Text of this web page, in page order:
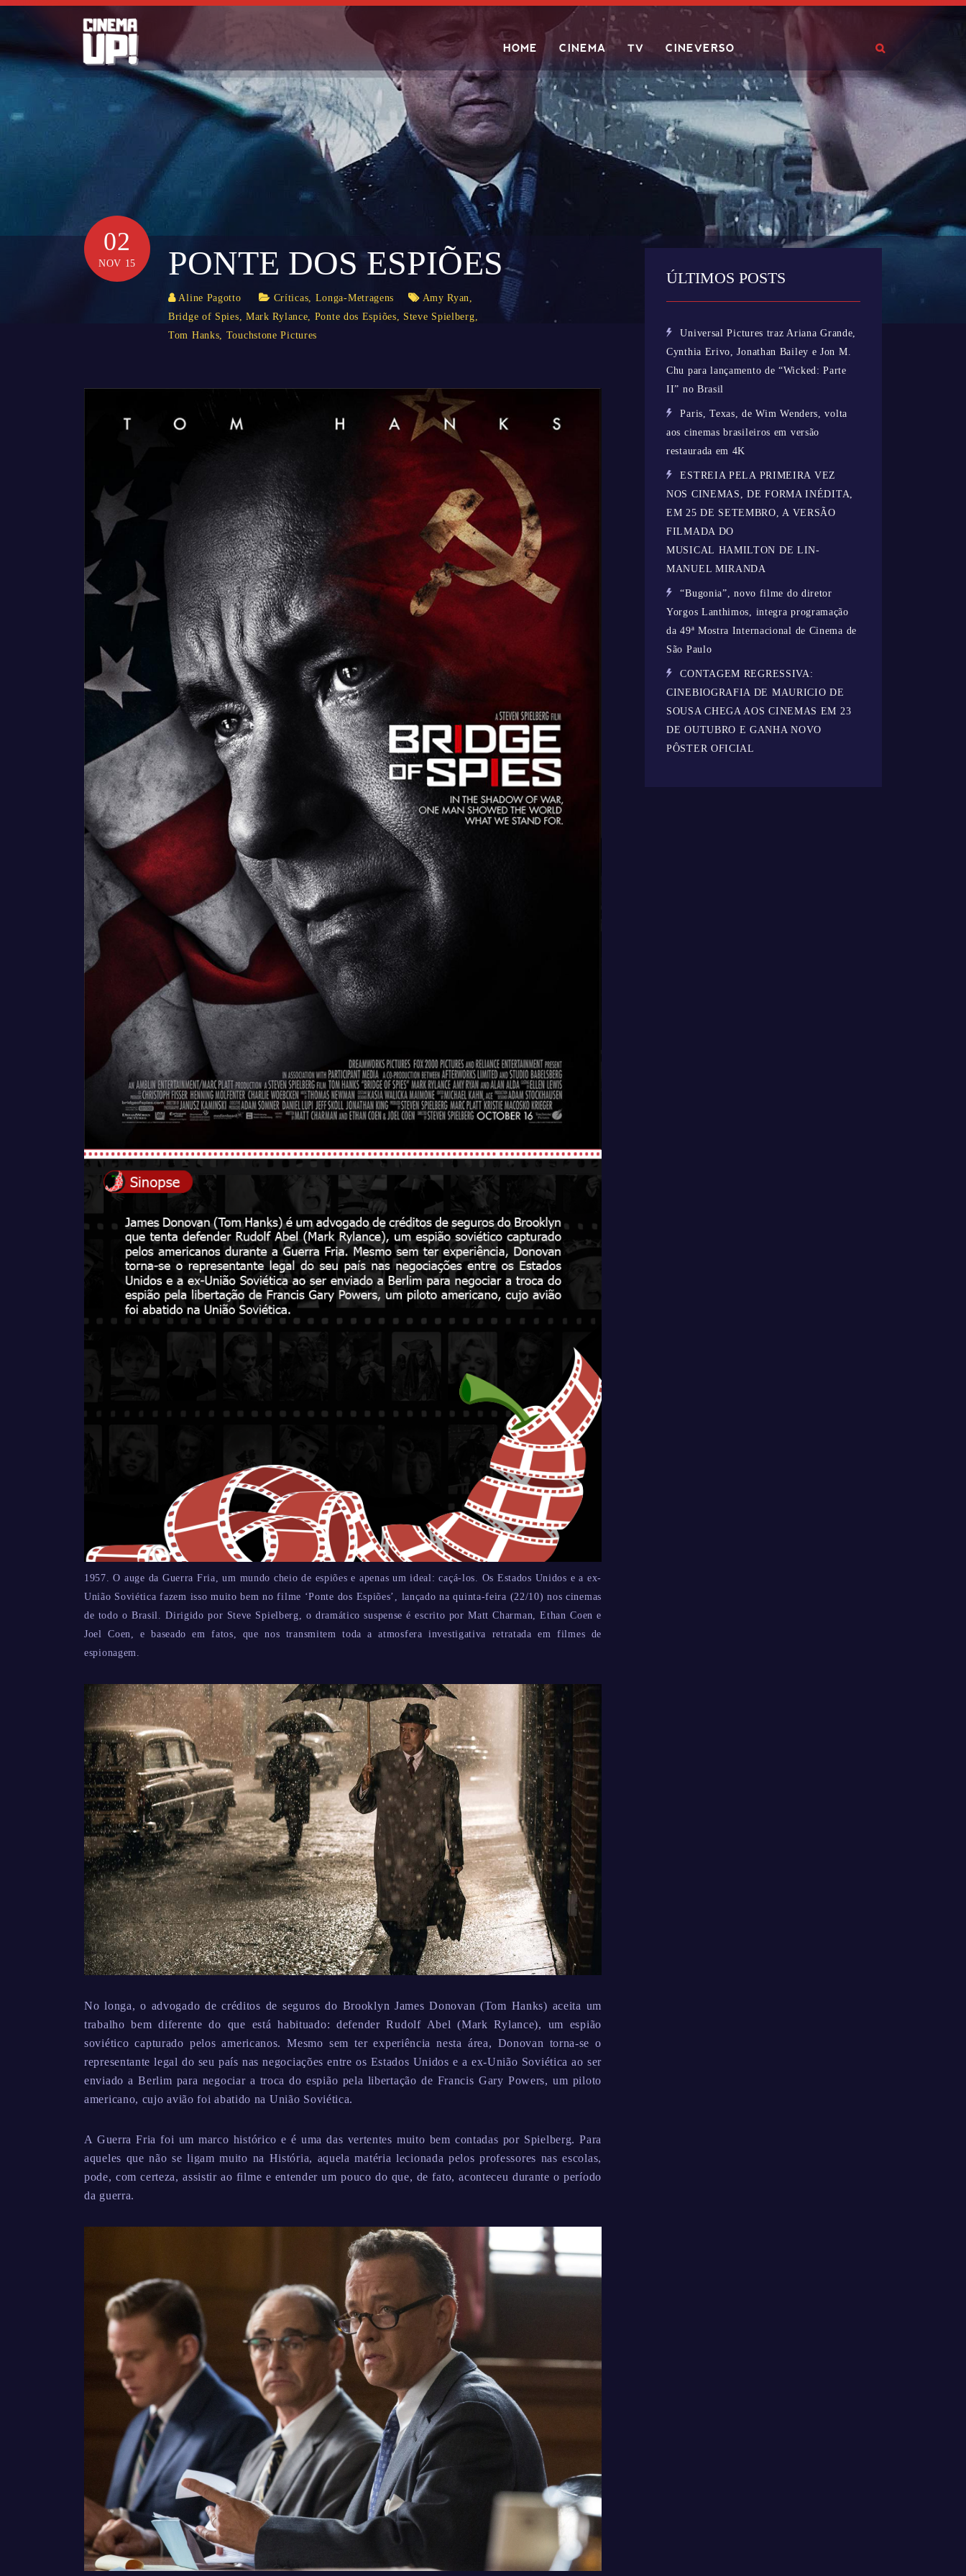
Skip
HOME CINEMA TV CINEVERSO
Search
02
NOV 15 PONTE DOS ESPIÕES
Aline Pagotto Críticas, Longa-Metragens Amy Ryan,
Bridge of Spies, Mark Rylance, Ponte dos Espiões, Steve Spielberg,
Tom Hanks, Touchstone Pictures
1957. O auge da Guerra Fria, um mundo cheio de espiões e apenas um ideal: caçá-los. Os Estados Unidos e a ex-
União Soviética fazem isso muito bem no filme ‘Ponte dos Espiões’, lançado na quinta-feira (22/10) nos cinemas
de todo o Brasil. Dirigido por Steve Spielberg, o dramático suspense é escrito por Matt Charman, Ethan Coen e
Joel Coen, e baseado em fatos, que nos transmitem toda a atmosfera investigativa retratada em filmes de
espionagem.
No longa, o advogado de créditos de seguros do Brooklyn James Donovan (Tom Hanks) aceita um
trabalho bem diferente do que está habituado: defender Rudolf Abel (Mark Rylance), um espião
soviético capturado pelos americanos. Mesmo sem ter experiência nesta área, Donovan torna-se o
representante legal do seu país nas negociações entre os Estados Unidos e a ex-União Soviética ao ser
enviado a Berlim para negociar a troca do espião pela libertação de Francis Gary Powers, um piloto
americano, cujo avião foi abatido na União Soviética.
A Guerra Fria foi um marco histórico e é uma das vertentes muito bem contadas por Spielberg. Para
aqueles que não se ligam muito na História, aquela matéria lecionada pelos professores nas escolas,
pode, com certeza, assistir ao filme e entender um pouco do que, de fato, aconteceu durante o período
da guerra.
ÚLTIMOS POSTS
Universal Pictures traz Ariana Grande,
Cynthia Erivo, Jonathan Bailey e Jon M.
Chu para lançamento de “Wicked: Parte
II” no Brasil
Paris, Texas, de Wim Wenders, volta
aos cinemas brasileiros em versão
restaurada em 4K
ESTREIA PELA PRIMEIRA VEZ
NOS CINEMAS, DE FORMA INÉDITA,
EM 25 DE SETEMBRO, A VERSÃO
FILMADA DO
MUSICAL HAMILTON DE LIN-
MANUEL MIRANDA
“Bugonia”, novo filme do diretor
Yorgos Lanthimos, integra programação
da 49ª Mostra Internacional de Cinema de
São Paulo
CONTAGEM REGRESSIVA:
CINEBIOGRAFIA DE MAURICIO DE
SOUSA CHEGA AOS CINEMAS EM 23
DE OUTUBRO E GANHA NOVO
PÔSTER OFICIAL